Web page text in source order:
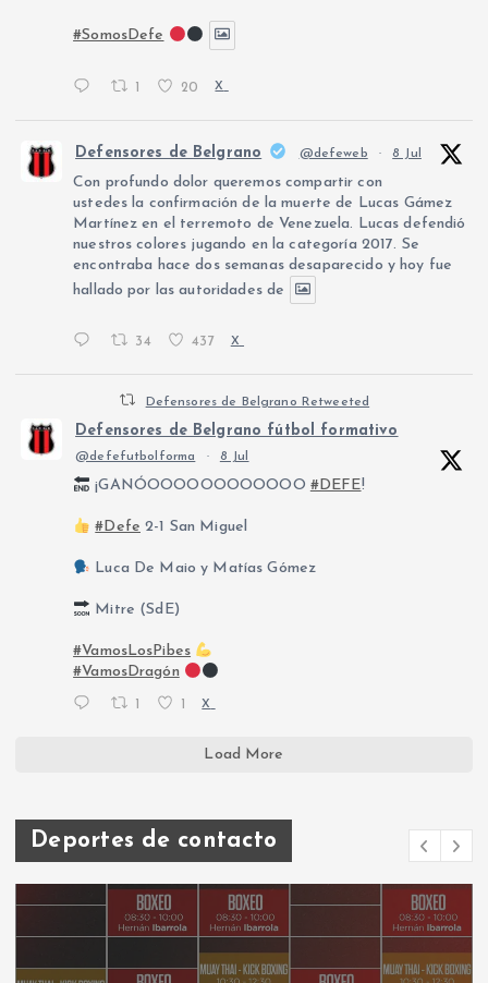
#SomosDefe
1 20 X
Defensores de Belgrano @defeweb · 8 Jul
Con profundo dolor queremos compartir con
ustedes la confirmación de la muerte de Lucas Gámez
Martínez en el terremoto de Venezuela. Lucas defendió
nuestros colores jugando en la categoría 2017. Se
encontraba hace dos semanas desaparecido y hoy fue
hallado por las autoridades de
34 437 X
Defensores de Belgrano Retweeted
Defensores de Belgrano fútbol formativo
@defefutbolforma · 8 Jul
¡GANÓOOOOOOOOOOOO #DEFE!
#Defe 2-1 San Miguel
Luca De Maio y Matías Gómez
Mitre (SdE)
#VamosLosPibes
#VamosDragón
X
Load More
Deportes de contacto